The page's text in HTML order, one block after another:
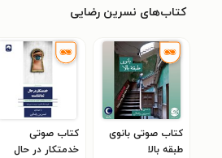
کتاب‌های نسرین رضایی
کتاب صوتی بانوی
طبقه بالا
کتاب صوتی
خدمتکار در حال